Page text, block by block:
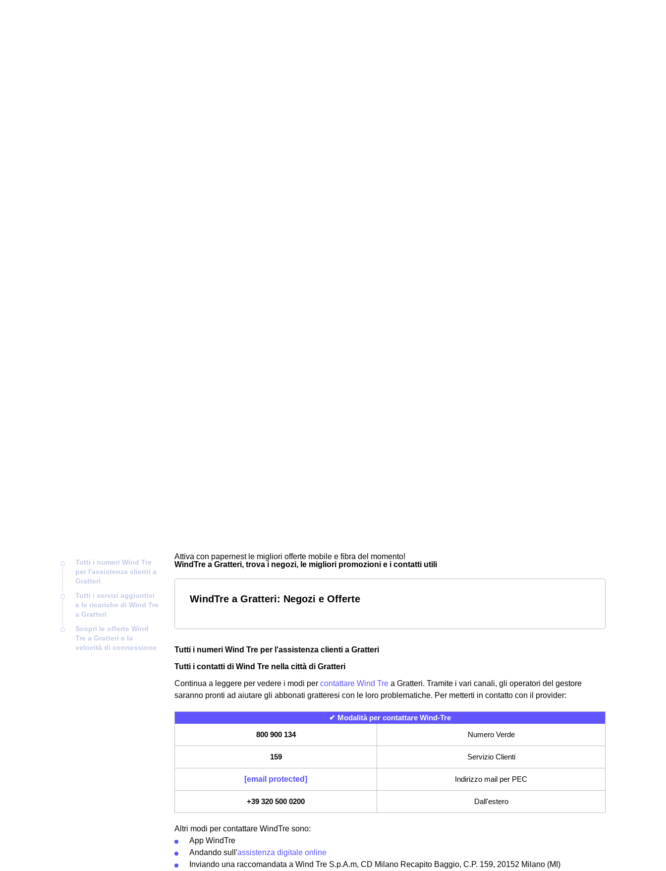
Tutti i numeri Wind Tre
per l'assistenza clienti a
Gratteri
Tutti i servizi aggiuntivi
e le ricariche di Wind Tre
a Gratteri
Scopri le offerte Wind
Tre a Gratteri e la
velocità di connessione
Attiva con papernest le migliori offerte mobile e fibra del momento!
WindTre a Gratteri, trova i negozi, le migliori promozioni e i contatti utili
WindTre a Gratteri: Negozi e Offerte
Tutti i numeri Wind Tre per l'assistenza clienti a Gratteri
Tutti i contatti di Wind Tre nella città di Gratteri
Continua a leggere per vedere i modi per contattare Wind Tre a Gratteri. Tramite i vari canali, gli operatori del gestore
saranno pronti ad aiutare gli abbonati gratteresi con le loro problematiche. Per metterti in contatto con il provider:
✔ Modalità per contattare Wind-Tre
800 900 134
Numero Verde
159 Servizio Clienti
[email protected] Indirizzo mail per PEC
+39 320 500 0200 Dall'estero
Altri modi per contattare WindTre sono:
App WindTre
Andando sull'assistenza digitale online
Inviando una raccomandata a Wind Tre S.p.A.m, CD Milano Recapito Baggio, C.P. 159, 20152 Milano (MI)